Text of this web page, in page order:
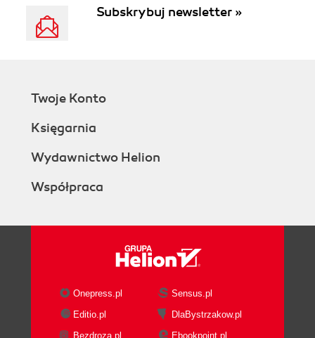
Subskrybuj newsletter »
Twoje Konto
Księgarnia
Wydawnictwo Helion
Współpraca
Onepress.pl
Sensus.pl
Editio.pl
DlaBystrzakow.pl
Bezdroza.pl
Ebookpoint.pl